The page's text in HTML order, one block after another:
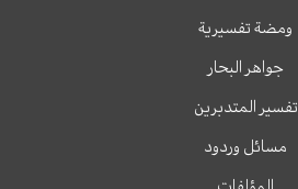
ومضة تفسيرية
جواهر البحار
تفسير المتدبرين
مسائل وردود